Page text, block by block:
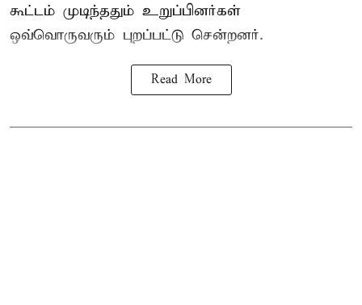
கூட்டம் முடிந்ததும் உறுப்பினர்கள்
ஒவ்வொருவரும் புறப்பட்டு சென்றனர்.
Read More